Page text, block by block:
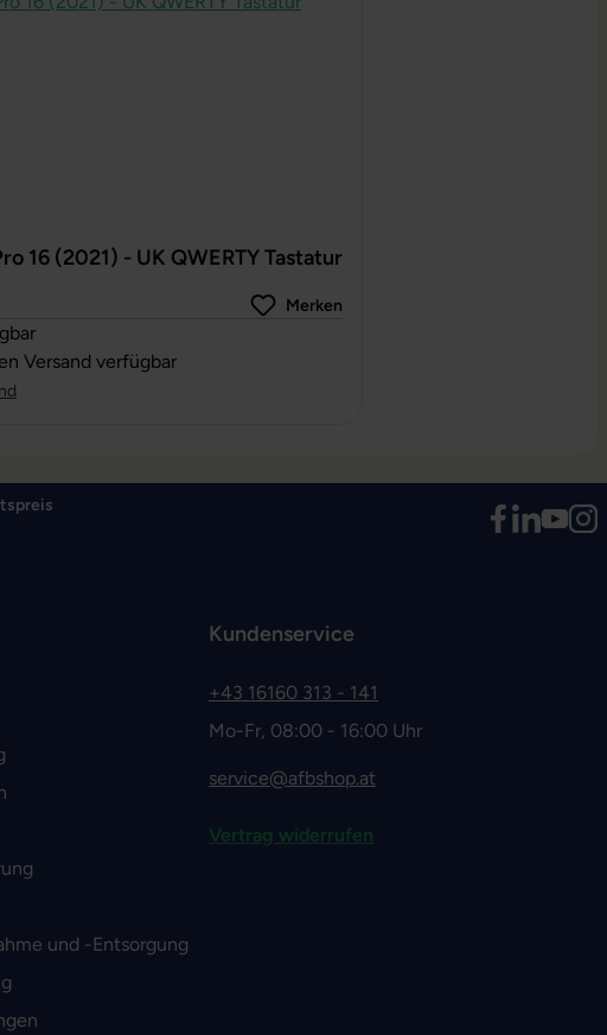
16 (2021) - UK QWERTY Tastatur
von 0 von 5 Sternen
Merken
Versand verfügbar
und -Entsorgung
Kundenservice
+43 16160 313 - 141
Mo-Fr, 08:00 - 16:00 Uhr
service@afbshop.at
Vertrag widerrufen